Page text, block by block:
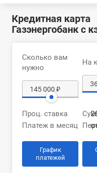
Кредитная карта
Газэнергобанк с
Сколько вам
нужно
На
Проц. ставка
Платеж в месяц
График
платежей